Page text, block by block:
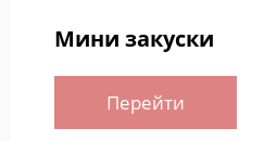
Мини закуски
Перейти